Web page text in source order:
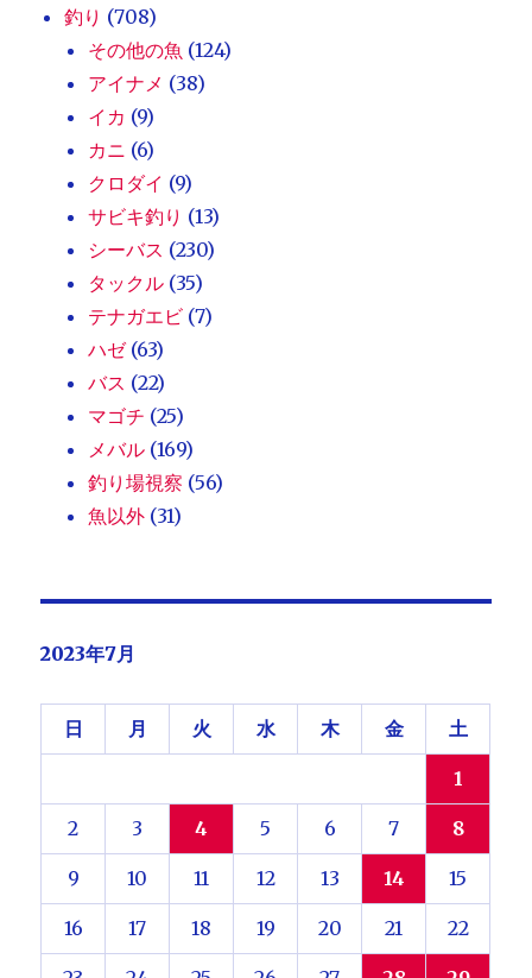
釣り (708)
その他の魚 (124)
アイナメ (38)
イカ (9)
カニ (6)
クロダイ (9)
サビキ釣り (13)
シーバス (230)
タックル (35)
テナガエビ (7)
ハゼ(63)
バス (22)
マゴチ (25)
メバル (169)
釣り場視察 (56)
魚以外 (31)
2023年7月
日 月 火 水 木 金 土
1
2 3 4 5 6 7 8
9 10 11 12 13 14 15
16 17 18 19 20 21 22